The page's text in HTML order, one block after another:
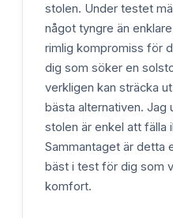
stolen. Under testet
något tyngre än
rimlig kompromiss för
dig som söker en
verkligen kan sträcka
bästa alternativen.
stolen är enkel att fälla
Sammantaget är detta
bäst i test för dig som
komfort.